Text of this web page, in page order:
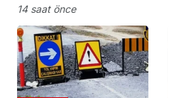
esareti kabul
etmeyeceğimizin en
açık kanıtıdır”
14 saat önce